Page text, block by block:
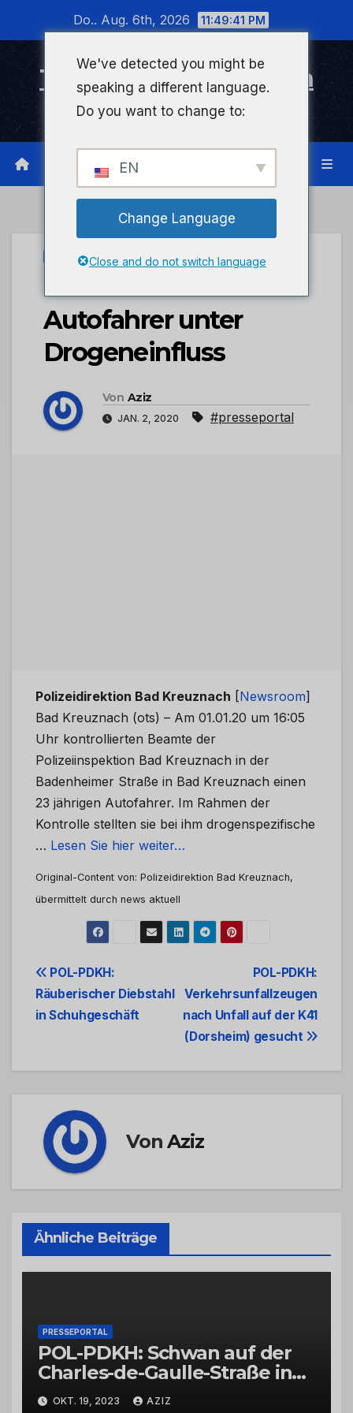
wechseln
Do.. Aug. 6th, 2026 11:49:41 PM
Timeline Bad Kreuznach
Infonetzwerk für Bad Kreuznach
PRESSEPORTAL
POL-PDKH:
Autofahrer unter
Drogeneinfluss
Von Aziz
JAN. 2, 2020 #presseportal
Polizeidirektion Bad Kreuznach [Newsroom]
Bad Kreuznach (ots) – Am 01.01.20 um 16:05
Uhr kontrollierten Beamte der
Polizeiinspektion Bad Kreuznach in der
Badenheimer Straße in Bad Kreuznach einen
23 jährigen Autofahrer. Im Rahmen der
Kontrolle stellten sie bei ihm drogenspezifische
… Lesen Sie hier weiter…
Original-Content von: Polizeidirektion Bad Kreuznach,
übermittelt durch news aktuell
Beitrags-
Navigation
POL-PDKH:
Verkehrsunfallzeugen
nach Unfall auf der K41
(Dorsheim) gesucht
POL-PDKH:
Räuberischer Diebstahl
in Schuhgeschäft
VonAziz
Ähnliche Beiträge
PRESSEPORTAL
POL-PDKH: Schwan auf der
Charles-de-Gaulle-Straße in
Bad Kreuznach beeinflusst
OKT. 19, 2023 AZIZ
We've detected you might be
speaking a different language.
Do you want to change to:
EN
Change Language
Close and do not switch language